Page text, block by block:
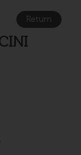
Return